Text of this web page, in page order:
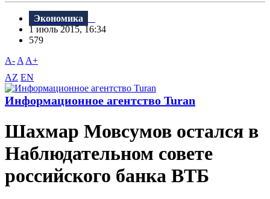
Экономика
1 июль 2015, 16:34
579
A- A A+
AZ EN
Информационное агентство Turan
Шахмар Мовсумов остался в
Наблюдательном совете
российского банка ВТБ